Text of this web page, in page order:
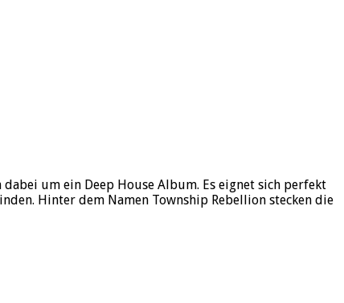
um ein Deep House Album. Es eignet sich perfekt
Hinter dem Namen Township Rebellion stecken die